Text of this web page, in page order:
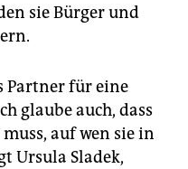
sie Bürger und
Partner für eine
glaube auch, dass
auf wen sie in
Ursula Sladek,